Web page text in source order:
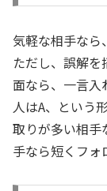
気軽な相手なら
ただし、誤解
面なら、一言
人はA、という
取りが多い相手
手なら短くフォ